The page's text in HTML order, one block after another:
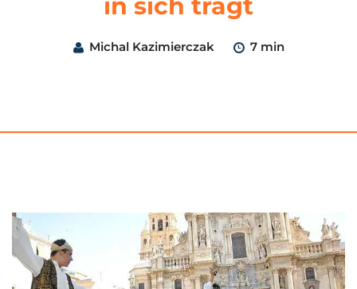
in sich trägt
Michal Kazimierczak 7 min